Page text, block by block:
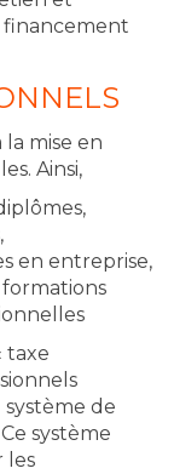
financement
la mise en
Ainsi,
en entreprise,
taxe
de
système
les